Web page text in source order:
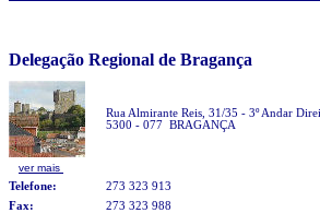
Delegação Regional de Bragança
Rua Almirante Reis, 31/35 - 3º Andar
5300 - 077 BRAGANÇA
ver mais
Telefone:
273 323 913
Fax:
273 323 988